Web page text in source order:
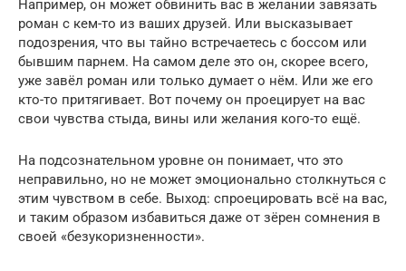
Например, он может обвинить вас в желании завязать
роман с кем-то из ваших друзей. Или высказывает
подозрения, что вы тайно встречаетесь с боссом или
бывшим парнем. На самом деле это он, скорее всего,
уже завёл роман или только думает о нём. Или же его
кто-то притягивает. Вот почему он проецирует на вас
свои чувства стыда, вины или желания кого-то ещё.
На подсознательном уровне он понимает, что это
неправильно, но не может эмоционально столкнуться с
этим чувством в себе. Выход: спроецировать всё на вас,
и таким образом избавиться даже от зёрен сомнения в
своей «безукоризненности».